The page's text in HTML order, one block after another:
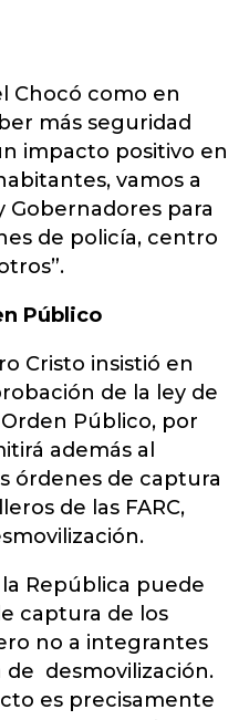
Chocó como en
más seguridad
impacto positivo en
vamos a
Gobernadores para
de policía, centro
Público
Cristo insistió en
de la ley de
Público, por
además al
órdenes de captura
de las FARC,
República puede
captura de los
no a integrantes
desmovilización.
es precisamente